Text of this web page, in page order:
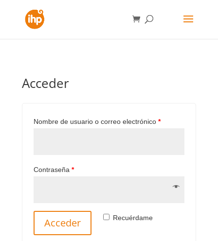
Acceder
Nombre de usuario o correo electrónico *
Contraseña *
Recuérdame
Acceder